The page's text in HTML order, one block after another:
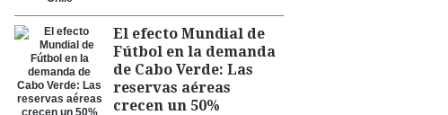
El efecto Mundial de
Fútbol en la demanda
de Cabo Verde: Las
reservas aéreas
crecen un 50%